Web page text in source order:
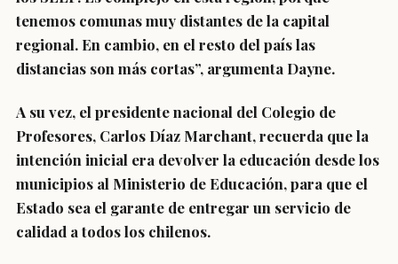
tenemos comunas muy distantes de la capital
regional. En cambio, en el resto del país las
distancias son más cortas”, argumenta Dayne.
A su vez, el presidente nacional del Colegio de
Profesores, Carlos Díaz Marchant, recuerda que la
intención inicial era devolver la educación desde los
municipios al Ministerio de Educación, para que el
Estado sea el garante de entregar un servicio de
calidad a todos los chilenos.